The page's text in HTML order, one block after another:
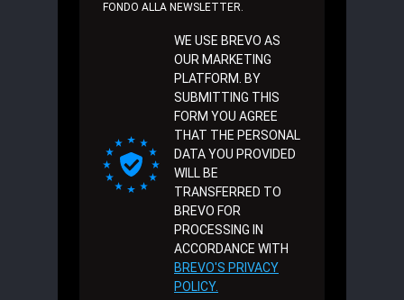
FONDO ALLA NEWSLETTER.
WE USE BREVO AS
OUR MARKETING
PLATFORM. BY
SUBMITTING THIS
FORM YOU AGREE
THAT THE PERSONAL
DATA YOU PROVIDED
WILL BE
TRANSFERRED TO
BREVO FOR
PROCESSING IN
ACCORDANCE WITH
BREVO'S PRIVACY
POLICY.